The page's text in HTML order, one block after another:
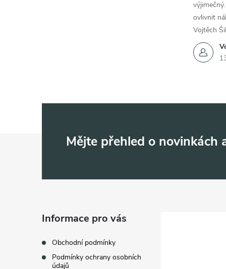
ovlivnit
Vojtěch
Mějte přehled o novinkách
Informace pro vás
Obchodní podmínky
Podmínky ochrany osobních
údajů